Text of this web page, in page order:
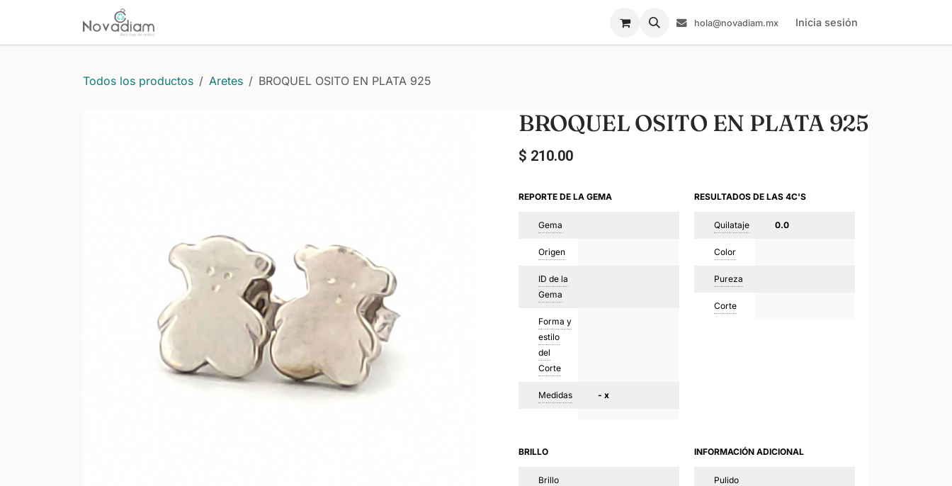
hola@novadiam.mx Inicia sesión
Todos los productos Aretes BROQUEL OSITO EN PLATA 925
BROQUEL OSITO EN PLATA 925
$ 210.00
REPORTE DE LA GEMA
Gema
Origen
ID de la
Gema
Forma y
estilo
del
Corte
Medidas - x
RESULTADOS DE LAS 4C'S
Quilataje 0.0
Color
Pureza
Corte
BRILLO
Brillo
INFORMACIÓN ADICIONAL
Pulido